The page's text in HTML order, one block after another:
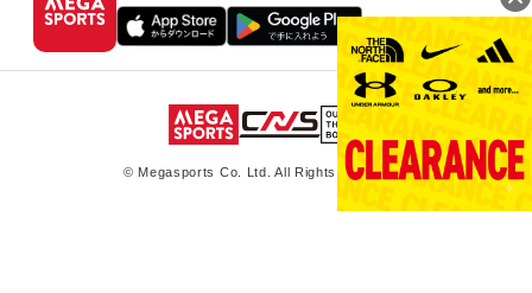
© Megasports Co. Ltd. All Rights Reserved.